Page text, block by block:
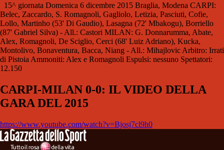
15^ giornata Domenica 6 dicembre 2015 Braglia, Modena CARPI:
Belec, Zaccardo, S. Romagnoli, Gagliolo, Letizia, Pasciuti, Cofie,
Lollo, Martinho (53' Di Gaudio), Lasagna (72' Mbakogu), Borriello
(87' Gabriel Silva) - All.: Castori MILAN: G. Donnarumma, Abate,
Alex, Romagnoli, De Sciglio, Cerci (68' Luiz Adriano), Kucka,
Montolivo, Bonaventura, Bacca, Niang - All.: Mihajlovic Arbitro: Irrati
di Pistoia Ammoniti: Alex e Romagnoli Espulsi: nessuno Spettatori:
12.150
CARPI-MILAN 0-0: IL VIDEO DELLA
GARA DEL 2015
https://www.youtube.com/watch?v=Bjosj7cl9h0